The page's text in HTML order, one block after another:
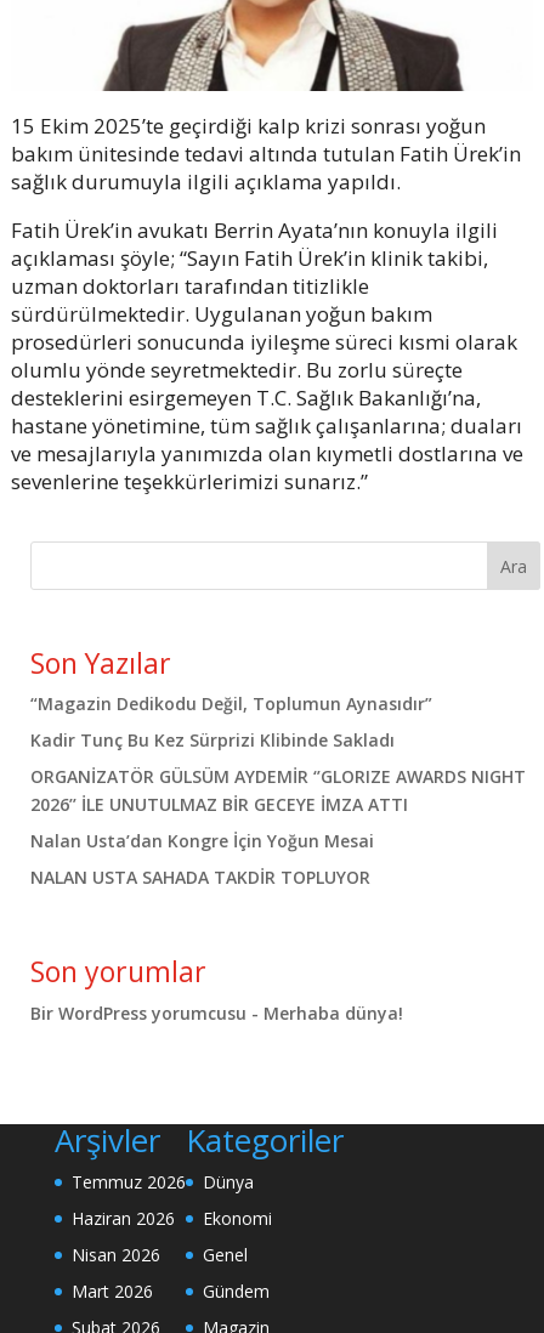
15 Ekim 2025’te geçirdiği kalp krizi sonrası yoğun
bakım ünitesinde tedavi altında tutulan Fatih Ürek’in
sağlık durumuyla ilgili açıklama yapıldı.
Fatih Ürek’in avukatı Berrin Ayata’nın konuyla ilgili
açıklaması şöyle; “Sayın Fatih Ürek’in klinik takibi,
uzman doktorları tarafından titizlikle
sürdürülmektedir. Uygulanan yoğun bakım
prosedürleri sonucunda iyileşme süreci kısmi olarak
olumlu yönde seyretmektedir. Bu zorlu süreçte
desteklerini esirgemeyen T.C. Sağlık Bakanlığı’na,
hastane yönetimine, tüm sağlık çalışanlarına; duaları
ve mesajlarıyla yanımızda olan kıymetli dostlarına ve
sevenlerine teşekkürlerimizi sunarız.”
Ara
Son Yazılar
“Magazin Dedikodu Değil, Toplumun Aynasıdır”
Kadir Tunç Bu Kez Sürprizi Klibinde Sakladı
ORGANİZATÖR GÜLSÜM AYDEMİR ‘’GLORIZE AWARDS NIGHT
2026’’ İLE UNUTULMAZ BİR GECEYE İMZA ATTI
Nalan Usta’dan Kongre İçin Yoğun Mesai
NALAN USTA SAHADA TAKDİR TOPLUYOR
Son yorumlar
Bir WordPress yorumcusu - Merhaba dünya!
Arşivler
Temmuz 2026
Haziran 2026
Nisan 2026
Mart 2026
Şubat 2026
Kategoriler
Dünya
Ekonomi
Genel
Gündem
Magazin